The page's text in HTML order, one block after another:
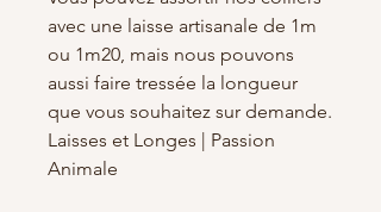
avec une laisse artisanale de 1m
ou 1m20, mais nous pouvons
aussi faire tressée la longueur
que vous souhaitez sur demande.
Laisses et Longes | Passion
Animale